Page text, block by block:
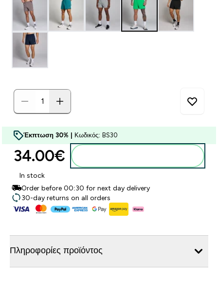
Έκπτωση 30% | Κωδικός: BS30
34.00€‎
In stock
Order before 00:30 for next day delivery
30-day returns on all orders
Πληροφορίες προϊόντος